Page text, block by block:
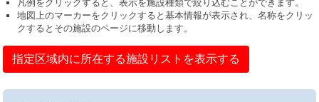
凡例をクリックすると、表示を施設種類で絞り込むことができます。
地図上のマーカーをクリックすると基本情報が表示され、名称をクリッ
クするとその施設のページに移動します。
指定区域内に所在する施設リストを表示する